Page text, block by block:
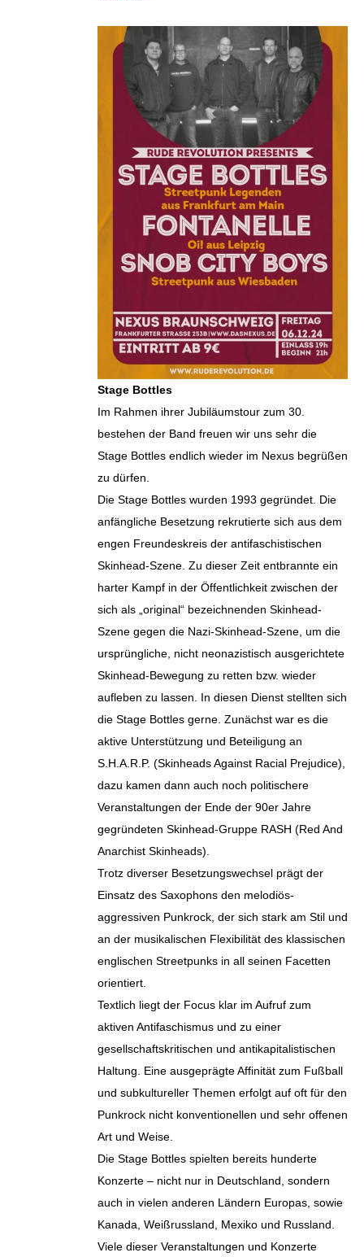
Stage Bottles
Im Rahmen ihrer Jubiläumstour zum 30.
bestehen der Band freuen wir uns sehr die
Stage Bottles endlich wieder im Nexus begrüßen
zu dürfen.
Die Stage Bottles wurden 1993 gegründet. Die
anfängliche Besetzung rekrutierte sich aus dem
engen Freundeskreis der antifaschistischen
Skinhead-Szene. Zu dieser Zeit entbrannte ein
harter Kampf in der Öffentlichkeit zwischen der
sich als „original“ bezeichnenden Skinhead-
Szene gegen die Nazi-Skinhead-Szene, um die
ursprüngliche, nicht neonazistisch ausgerichtete
Skinhead-Bewegung zu retten bzw. wieder
aufleben zu lassen. In diesen Dienst stellten sich
die Stage Bottles gerne. Zunächst war es die
aktive Unterstützung und Beteiligung an
S.H.A.R.P. (Skinheads Against Racial Prejudice),
dazu kamen dann auch noch politischere
Veranstaltungen der Ende der 90er Jahre
gegründeten Skinhead-Gruppe RASH (Red And
Anarchist Skinheads).
Trotz diverser Besetzungswechsel prägt der
Einsatz des Saxophons den melodiös-
aggressiven Punkrock, der sich stark am Stil und
an der musikalischen Flexibilität des klassischen
englischen Streetpunks in all seinen Facetten
orientiert.
Textlich liegt der Focus klar im Aufruf zum
aktiven Antifaschismus und zu einer
gesellschaftskritischen und antikapitalistischen
Haltung. Eine ausgeprägte Affinität zum Fußball
und subkultureller Themen erfolgt auf oft für den
Punkrock nicht konventionellen und sehr offenen
Art und Weise.
Die Stage Bottles spielten bereits hunderte
Konzerte – nicht nur in Deutschland, sondern
auch in vielen anderen Ländern Europas, sowie
Kanada, Weißrussland, Mexiko und Russland.
Viele dieser Veranstaltungen und Konzerte